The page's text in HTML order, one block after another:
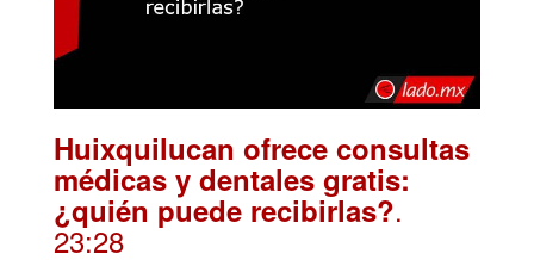
Huixquilucan ofrece consultas
médicas y dentales gratis:
¿quién puede recibirlas?.
23:28